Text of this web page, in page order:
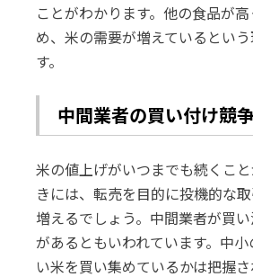
ことがわかります。他の食品が
め、米の需要が増えているとい
す。
中間業者の買い付け競
米の値上げがいつまでも続くこ
きには、転売を目的に投機的な
増えるでしょう。中間業者が買
があるともいわれています。中
い米を買い集めているかは把握さ